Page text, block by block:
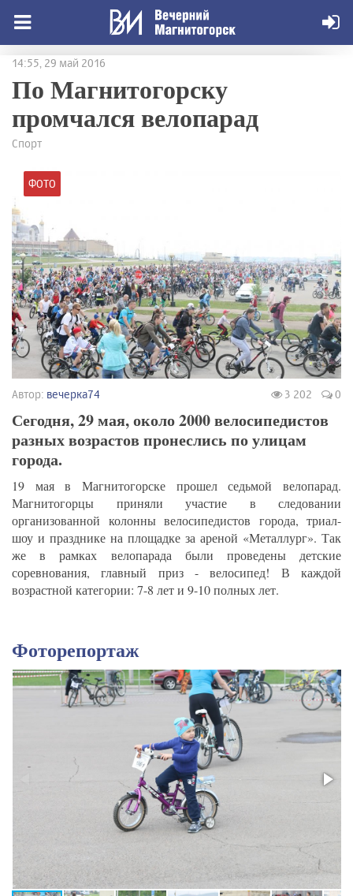
14:55, 29 май 2016
По Магнитогорску
промчался велопарад
Спорт
ФОТО
Автор: вечерка74 3 202 0
Сегодня, 29 мая, около 2000 велосипедистов
разных возрастов пронеслись по улицам
города.
19 мая в Магнитогорске прошел седьмой велопарад.
Магнитогорцы приняли участие в следовании
организованной колонны велосипедистов города, триал-
шоу и празднике на площадке за ареной «Металлург». Так
же в рамках велопарада были проведены детские
соревнования, главный приз - велосипед! В каждой
возрастной категории: 7-8 лет и 9-10 полных лет.
Фоторепортаж